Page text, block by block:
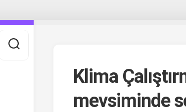
Klima
mevsiminde